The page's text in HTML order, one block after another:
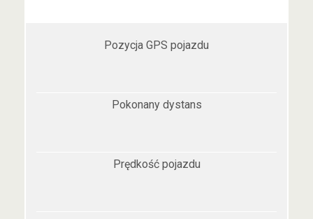
Pozycja GPS pojazdu
Pokonany dystans
Prędkość pojazdu